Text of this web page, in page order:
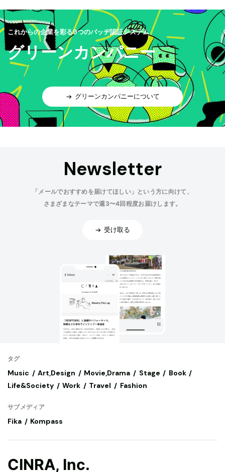
これからの企業を彩る9つのバッヂ認証システム
グリーンカンパニー
グリーンカンパニーについて
Newsletter
「メールでおすすめを届けてほしい」という方に向けて、
さまざまなテーマで週3〜4回程度お届けします。
受け取る
タグ
Music Art,Design Movie,Drama Stage
Book
Life&Society
Work Travel Fashion
サブメディア
Fika Kompass
CINRA, Inc.